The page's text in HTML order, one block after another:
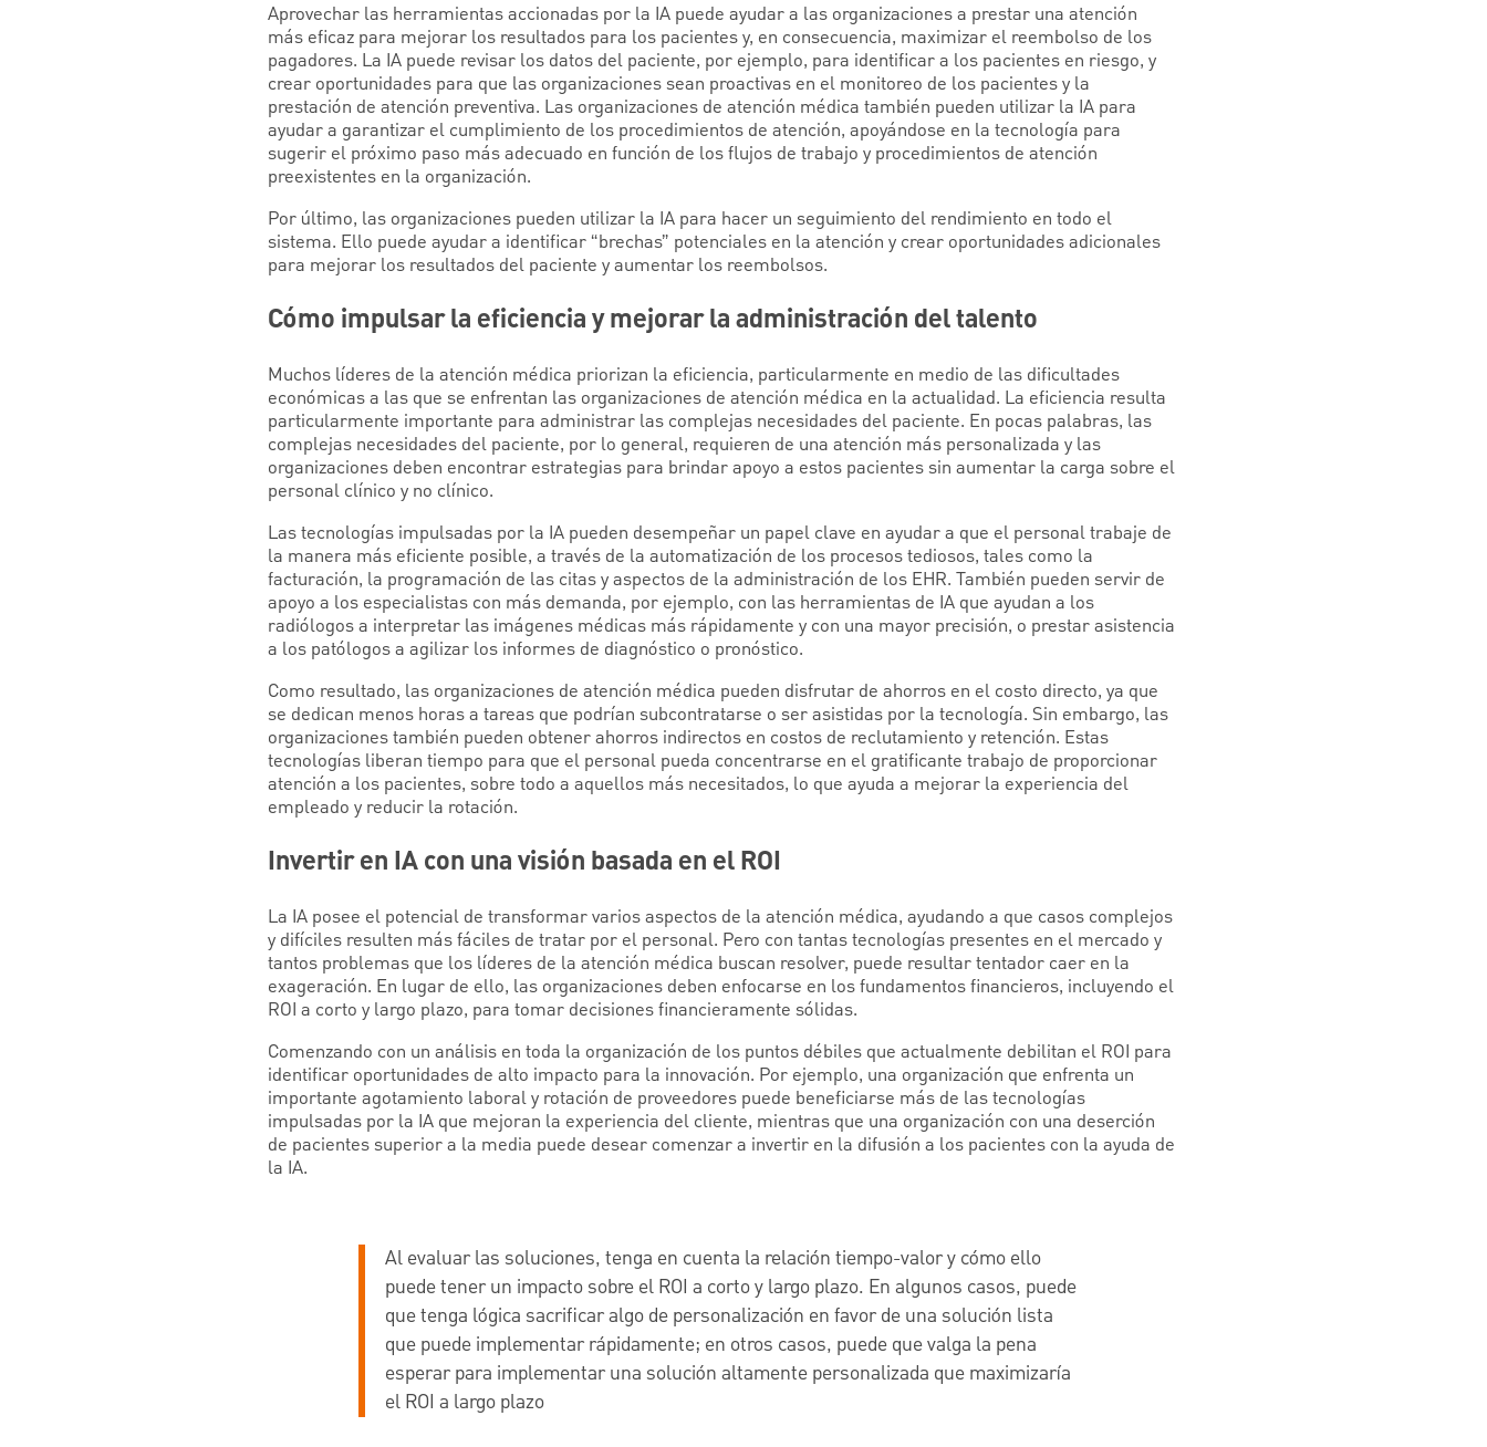
Aprovechar las herramientas accionadas por la IA puede ayudar a las organizaciones a prestar una atención
más eficaz para mejorar los resultados para los pacientes y, en consecuencia, maximizar el reembolso de los
pagadores. La IA puede revisar los datos del paciente, por ejemplo, para identificar a los pacientes en riesgo, y
crear oportunidades para que las organizaciones sean proactivas en el monitoreo de los pacientes y la
prestación de atención preventiva. Las organizaciones de atención médica también pueden utilizar la IA para
ayudar a garantizar el cumplimiento de los procedimientos de atención, apoyándose en la tecnología para
sugerir el próximo paso más adecuado en función de los flujos de trabajo y procedimientos de atención
preexistentes en la organización.
Por último, las organizaciones pueden utilizar la IA para hacer un seguimiento del rendimiento en todo el
sistema. Ello puede ayudar a identificar “brechas” potenciales en la atención y crear oportunidades adicionales
para mejorar los resultados del paciente y aumentar los reembolsos.
Cómo impulsar la eficiencia y mejorar la administración del talento
Muchos líderes de la atención médica priorizan la eficiencia, particularmente en medio de las dificultades
económicas a las que se enfrentan las organizaciones de atención médica en la actualidad. La eficiencia resulta
particularmente importante para administrar las complejas necesidades del paciente. En pocas palabras, las
complejas necesidades del paciente, por lo general, requieren de una atención más personalizada y las
organizaciones deben encontrar estrategias para brindar apoyo a estos pacientes sin aumentar la carga sobre el
personal clínico y no clínico.
Las tecnologías impulsadas por la IA pueden desempeñar un papel clave en ayudar a que el personal trabaje de
la manera más eficiente posible, a través de la automatización de los procesos tediosos, tales como la
facturación, la programación de las citas y aspectos de la administración de los EHR. También pueden servir de
apoyo a los especialistas con más demanda, por ejemplo, con las herramientas de IA que ayudan a los
radiólogos a interpretar las imágenes médicas más rápidamente y con una mayor precisión, o prestar asistencia
a los patólogos a agilizar los informes de diagnóstico o pronóstico.
Como resultado, las organizaciones de atención médica pueden disfrutar de ahorros en el costo directo, ya que
se dedican menos horas a tareas que podrían subcontratarse o ser asistidas por la tecnología. Sin embargo, las
organizaciones también pueden obtener ahorros indirectos en costos de reclutamiento y retención. Estas
tecnologías liberan tiempo para que el personal pueda concentrarse en el gratificante trabajo de proporcionar
atención a los pacientes, sobre todo a aquellos más necesitados, lo que ayuda a mejorar la experiencia del
empleado y reducir la rotación.
Invertir en IA con una visión basada en el ROI
La IA posee el potencial de transformar varios aspectos de la atención médica, ayudando a que casos complejos
y difíciles resulten más fáciles de tratar por el personal. Pero con tantas tecnologías presentes en el mercado y
tantos problemas que los líderes de la atención médica buscan resolver, puede resultar tentador caer en la
exageración. En lugar de ello, las organizaciones deben enfocarse en los fundamentos financieros, incluyendo el
ROI a corto y largo plazo, para tomar decisiones financieramente sólidas.
Comenzando con un análisis en toda la organización de los puntos débiles que actualmente debilitan el ROI para
identificar oportunidades de alto impacto para la innovación. Por ejemplo, una organización que enfrenta un
importante agotamiento laboral y rotación de proveedores puede beneficiarse más de las tecnologías
impulsadas por la IA que mejoran la experiencia del cliente, mientras que una organización con una deserción
de pacientes superior a la media puede desear comenzar a invertir en la difusión a los pacientes con la ayuda de
la IA.
Al evaluar las soluciones, tenga en cuenta la relación tiempo-valor y cómo ello
puede tener un impacto sobre el ROI a corto y largo plazo. En algunos casos, puede
que tenga lógica sacrificar algo de personalización en favor de una solución lista
que puede implementar rápidamente; en otros casos, puede que valga la pena
esperar para implementar una solución altamente personalizada que maximizaría
el ROI a largo plazo